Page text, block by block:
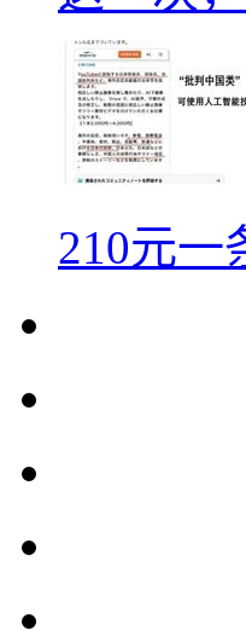
210元一